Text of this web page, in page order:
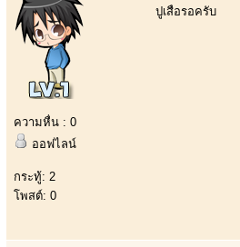
ความหื่น : 0
ออฟไลน์
กระทู้: 2
โพสต์: 0
ปูเสื่อรอครับ